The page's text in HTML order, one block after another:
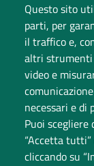
Questo sito
parti, per
il traffico e,
altri strumenti
video e
necessari e di
Puoi scegliere
“Accetta
cliccando su
Università
Dati di